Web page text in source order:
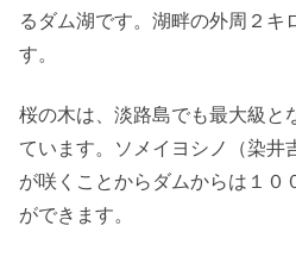
るダム湖です。湖畔の外周２キ
す。
桜の木は、淡路島でも最大級と
ています。ソメイヨシノ（染井
が咲くことからダムからは１０
ができます。